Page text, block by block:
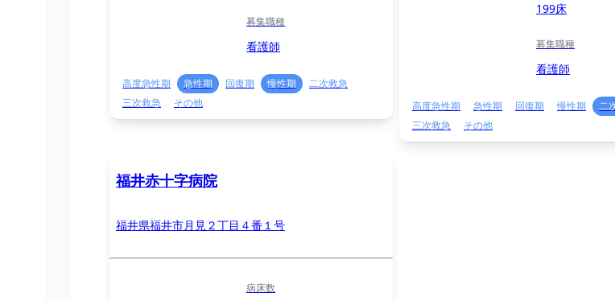
募集職種
看護師
高度急性期 急性期 回復期 慢性期
二次救急
三次救急
その他
199床
募集職種
看護師
高度急性期 急性期 回復期 慢性期
二
三次救急
その他
福井赤十字病院
福井県福井市月見２丁目４番１号
病床数